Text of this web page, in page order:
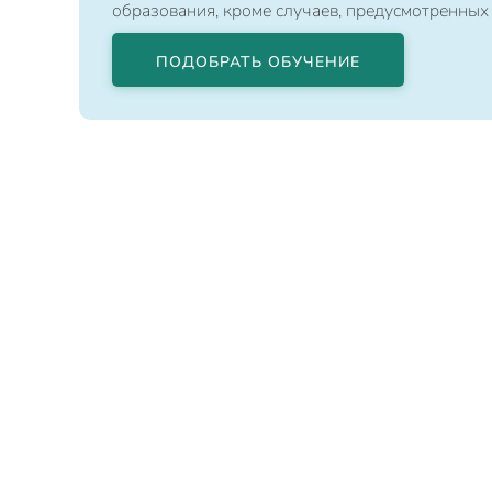
образования, кроме случаев,
ПОДОБРАТЬ ОБУЧЕНИЕ